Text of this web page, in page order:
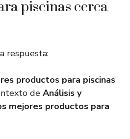
piscinas cerca
respuesta:
productos para piscinas
de Análisis y
mejores productos para